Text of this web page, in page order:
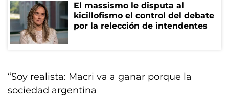
El massismo le disputa al
kicillofismo el control del debate
por la relección de intendentes
“Soy realista: Macri va a ganar porque la
sociedad argentina